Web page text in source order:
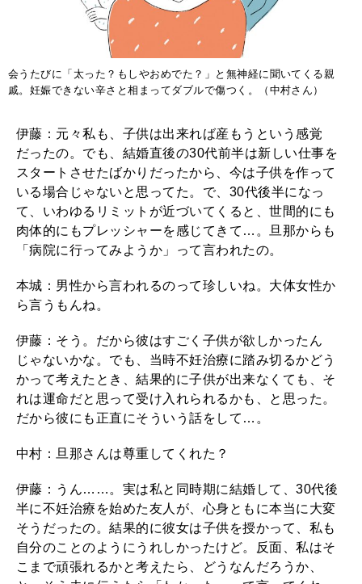
会うたびに「太った？もしやおめでた？」と無神経に聞いてくる親
戚。妊娠できない辛さと相まってダブルで傷つく。（中村さん）
伊藤：元々私も、子供は出来れば産もうという感覚
だったの。でも、結婚直後の30代前半は新しい仕事を
スタートさせたばかりだったから、今は子供を作って
いる場合じゃないと思ってた。で、30代後半になっ
て、いわゆるリミットが近づいてくると、世間的にも
肉体的にもプレッシャーを感じてきて…。旦那からも
「病院に行ってみようか」って言われたの。
本城：男性から言われるのって珍しいね。大体女性か
ら言うもんね。
伊藤：そう。だから彼はすごく子供が欲しかったん
じゃないかな。でも、当時不妊治療に踏み切るかどう
かって考えたとき、結果的に子供が出来なくても、そ
れは運命だと思って受け入れられるかも、と思った。
だから彼にも正直にそういう話をして…。
中村：旦那さんは尊重してくれた？
伊藤：うん……。実は私と同時期に結婚して、30代後
半に不妊治療を始めた友人が、心身ともに本当に大変
そうだったの。結果的に彼女は子供を授かって、私も
自分のことのようにうれしかったけど。反面、私はそ
こまで頑張れるかと考えたら、どうなんだろうか、